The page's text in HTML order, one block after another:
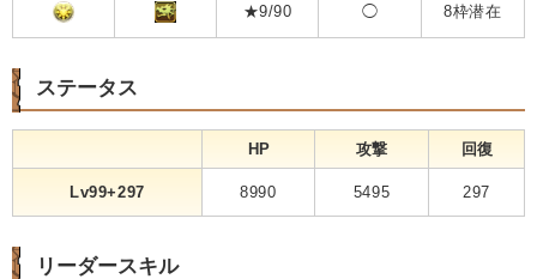
★9/90 ◯ 8枠潜在
ステータス
HP 攻撃 回復
Lv99+297 8990 5495 297
リーダースキル